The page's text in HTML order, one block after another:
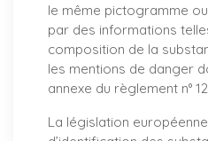
le même pictogramme
par des informations
composition de la
les mentions de danger
annexe du règlement n°
La législation